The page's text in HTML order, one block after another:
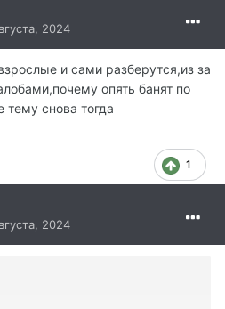
2024
и сами разберутся,из за
опять банят по
тему снова тогда
1
2024